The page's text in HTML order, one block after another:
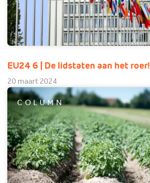
EU24 6 | De lidstaten aan het roer!
20 maart 2024
COLUMN